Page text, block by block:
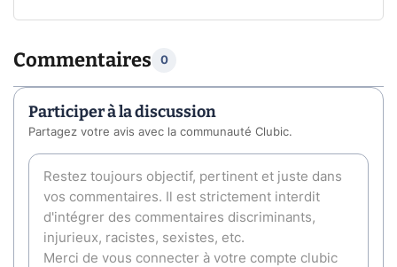
Commentaires 0
Participer à la discussion
Partagez votre avis avec la communauté Clubic.